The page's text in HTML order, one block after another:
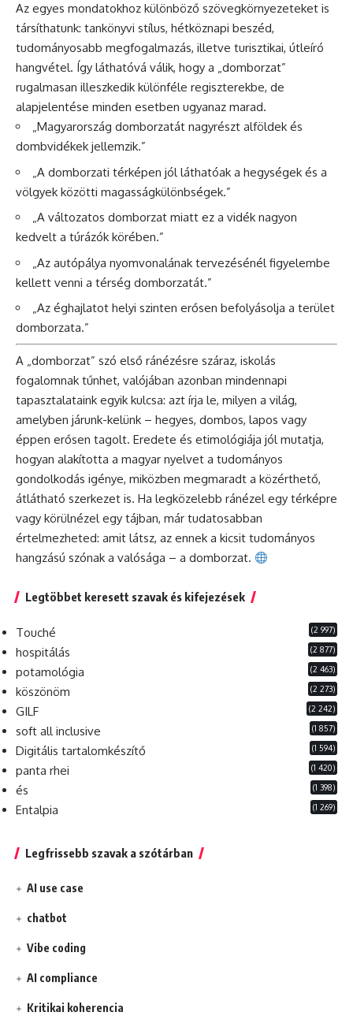
Az egyes mondatokhoz különböző szövegkörnyezeteket is
társíthatunk: tankönyvi stílus, hétköznapi beszéd,
tudományosabb megfogalmazás, illetve turisztikai, útleíró
hangvétel. Így láthatóvá válik, hogy a „domborzat”
rugalmasan illeszkedik különféle regiszterekbe, de
alapjelentése minden esetben ugyanaz marad.
„Magyarország domborzatát nagyrészt alföldek és
dombvidékek jellemzik.”
„A domborzati térképen jól láthatóak a hegységek és a
völgyek közötti magasságkülönbségek.”
„A változatos domborzat miatt ez a vidék nagyon
kedvelt a túrázók körében.”
„Az autópálya nyomvonalának tervezésénél figyelembe
kellett venni a térség domborzatát.”
„Az éghajlatot helyi szinten erősen befolyásolja a terület
domborzata.”
A „domborzat” szó első ránézésre száraz, iskolás
fogalomnak tűnhet, valójában azonban mindennapi
tapasztalataink egyik kulcsa: azt írja le, milyen a világ,
amelyben járunk-kelünk – hegyes, dombos, lapos vagy
éppen erősen tagolt. Eredete és etimológiája jól mutatja,
hogyan alakította a magyar nyelvet a tudományos
gondolkodás igénye, miközben megmaradt a közérthető,
átlátható szerkezet is. Ha legközelebb ránézel egy térképre
vagy körülnézel egy tájban, már tudatosabban
értelmezheted: amit látsz, az ennek a kicsit tudományos
hangzású szónak a valósága – a domborzat.
Legtöbbet keresett szavak és kifejezések
Touché (2 997)
hospitálás (2 877)
potamológia (2 463)
köszönöm (2 273)
GILF (2 242)
soft all inclusive (1 857)
Digitális tartalomkészítő (1 594)
panta rhei (1 420)
és (1 398)
Entalpia (1 269)
Legfrissebb szavak a szótárban
AI use case
chatbot
Vibe coding
AI compliance
Kritikai koherencia